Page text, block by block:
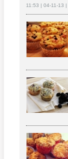
11:53 | 04-11-13 |